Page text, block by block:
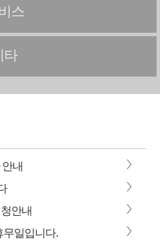
스
타
내 >
>
안내 >
무일입니다. >